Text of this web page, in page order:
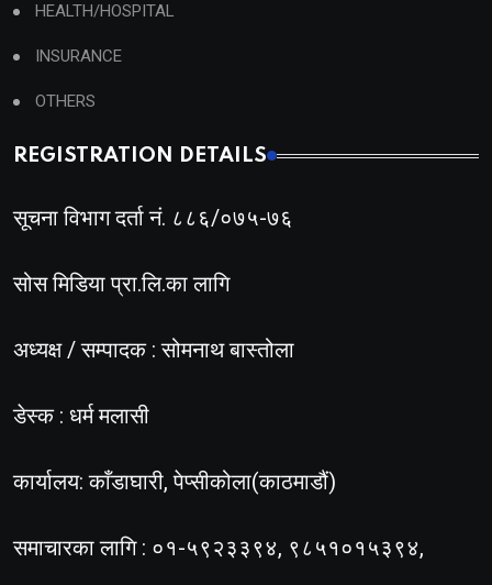
HEALTH/HOSPITAL
INSURANCE
OTHERS
REGISTRATION DETAILS
सूचना विभाग दर्ता नं. ८८६/०७५-७६
सोस मिडिया प्रा.लि.का लागि
अध्यक्ष / सम्पादक : सोमनाथ बास्तोला
डेस्क : धर्म मलासी
कार्यालय: काँडाघारी, पेप्सीकोला(काठमाडौं)
समाचारका लागि : ०१-५९२३३९४, ९८५१०१५३९४,